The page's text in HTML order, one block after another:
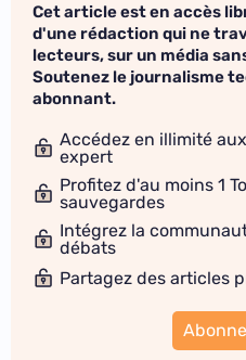
Cet article est en accès
d'une rédaction qui ne
lecteurs, sur un média
Soutenez le journalisme
abonnant.
Accédez en illimité
expert
Profitez d'au moins 1
sauvegardes
Intégrez la
débats
Partagez des articles